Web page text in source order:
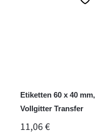
Etiketten 60 x 40 mm,
Vollgitter Transfer
REGULÄRER PREIS:
11,06 €